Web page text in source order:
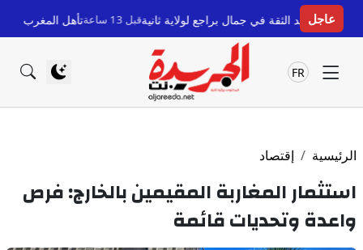
عاجل
في جمال براجع لولاية ثانيةقبل 13 ساعة تأهل المغرب لكأس العالم للسيدات:
FR
الرئيسية إقتصاد
استثمار المغاربة المقيمين بالخارج: فرص
واعدة وتحديات قائمة